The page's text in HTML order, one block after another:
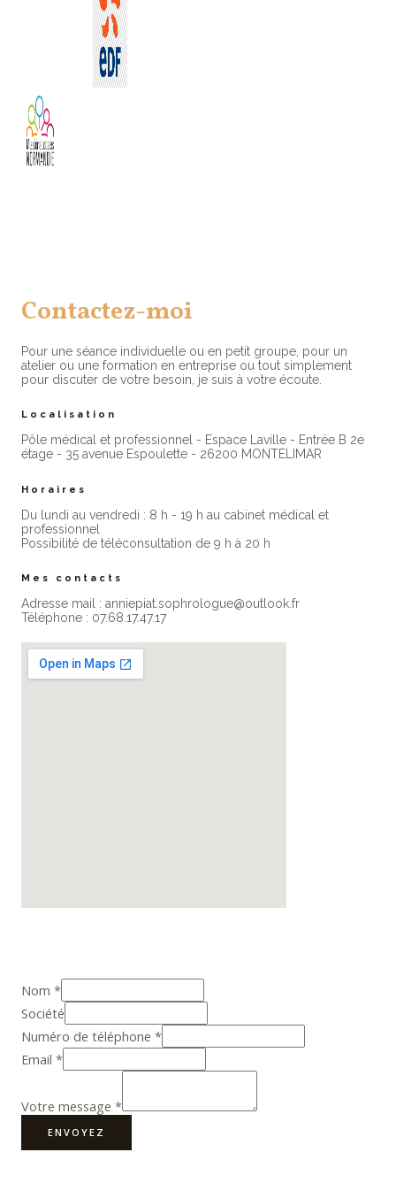
Contactez-moi
Pour une séance individuelle ou en petit groupe, pour un
atelier ou une formation en entreprise ou tout simplement
pour discuter de votre besoin, je suis à votre écoute.
Localisation
Pôle médical et professionnel - Espace Laville - Entrée B 2e
étage - 35 avenue Espoulette - 26200 MONTELIMAR
Horaires
Du lundi au vendredi : 8 h - 19 h au cabinet médical et
professionne​l
Possibilité de téléconsultation de 9 h à 20 h
Mes contacts
Adresse mail : anniepiat.sophrologue@outlook.fr
Téléphone : 07.68.17.47.17
Nom *
Société
Numéro de téléphone *
Email *
Votre message *
ENVOYEZ